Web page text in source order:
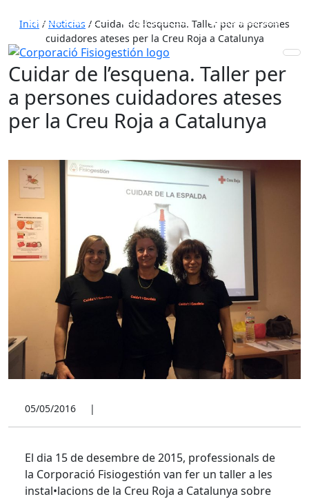
653 772 111 931 890 441 910 820 032
Inici / Noticias / Cuidar de l’esquena. Taller per a persones
cuidadores ateses per la Creu Roja a Catalunya
Cuidar de l’esquena. Taller per
a persones cuidadores ateses
per la Creu Roja a Catalunya
05/05/2016 |
El dia 15 de desembre de 2015, professionals de
la Corporació Fisiogestión van fer un taller a les
instal•lacions de la Creu Roja a Catalunya sobre